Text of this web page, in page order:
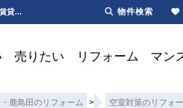
Rose.T.Court｜鹿島田｜システムキッチン｜宅配ボックスマンション川崎市幸区塚越 | 川崎・新川崎・鹿島田の賃貸は第一ハウジング株式会社にお任せ下さい！
売りたい リフォーム マン
鹿島田のリフォーム > 空室対策のリフォ
物件検索